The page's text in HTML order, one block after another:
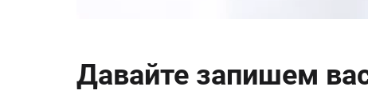
Давайте запишем